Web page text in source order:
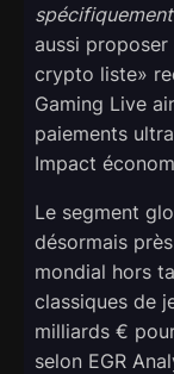
spécifiquement
aussi
crypto liste»
Gaming Live
paiements
Impact
Le segment
désormais
mondial hors
classiques de
milliards €
selon EGR